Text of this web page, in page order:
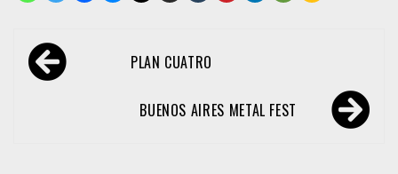
Navegación
de PLAN CUATRO
BUENOS AIRES METAL FEST